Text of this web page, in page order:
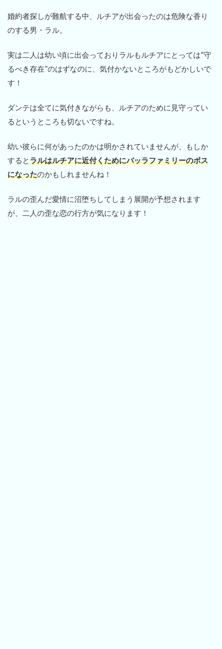
婚約者探しが難航する中、ルチアが出会ったのは危険な香り
のする男・ラル。
実は二人は幼い頃に出会っておりラルもルチアにとっては“守
るべき存在”のはずなのに、気付かないところがもどかしいで
す！
ダンテは全てに気付きながらも、ルチアのために見守ってい
るというところも切ないですね。
幼い彼らに何があったのかは明かされていませんが、もしか
するとラルはルチアに近付くためにバッラファミリーのボス
になったのかもしれませんね！
ラルの歪んだ愛情に沼堕ちしてしまう展開が予想されます
が、二人の歪な恋の行方が気になります！